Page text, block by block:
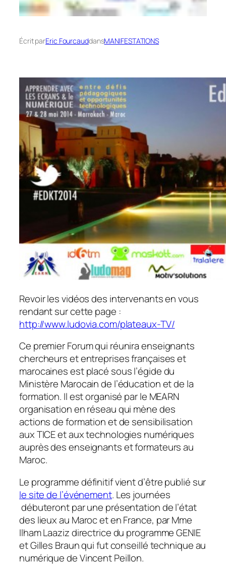
Écrit parEric FourcauddansMANIFESTATIONS
Revoir les vidéos des intervenants en vous
rendant sur cette page :
http://www.ludovia.com/plateaux-TV/
Ce premier Forum qui réunira enseignants
chercheurs et entreprises françaises et
marocaines est placé sous l’égide du
Ministère Marocain de l’éducation et de la
formation. Il est organisé par le MEARN
organisation en réseau qui mène des
actions de formation et de sensibilisation
aux TICE et aux technologies numériques
auprès des enseignants et formateurs au
Maroc.
Le programme définitif vient d’être publié sur
le site de l’événement. Les journées
débuteront par une présentation de l’état
des lieux au Maroc et en France, par Mme
Ilham Laaziz directrice du programme GENIE
et Gilles Braun qui fut conseillé technique au
numérique de Vincent Peillon.